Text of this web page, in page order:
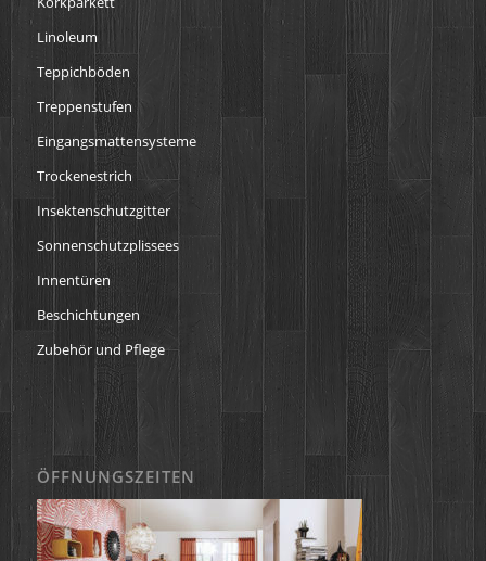
Linoleum
Teppichböden
Treppenstufen
Eingangsmattensysteme
Trockenestrich
Insektenschutzgitter
Sonnenschutzplissees
Innentüren
Beschichtungen
Zubehör und Pflege
ÖFFNUNGSZEITEN